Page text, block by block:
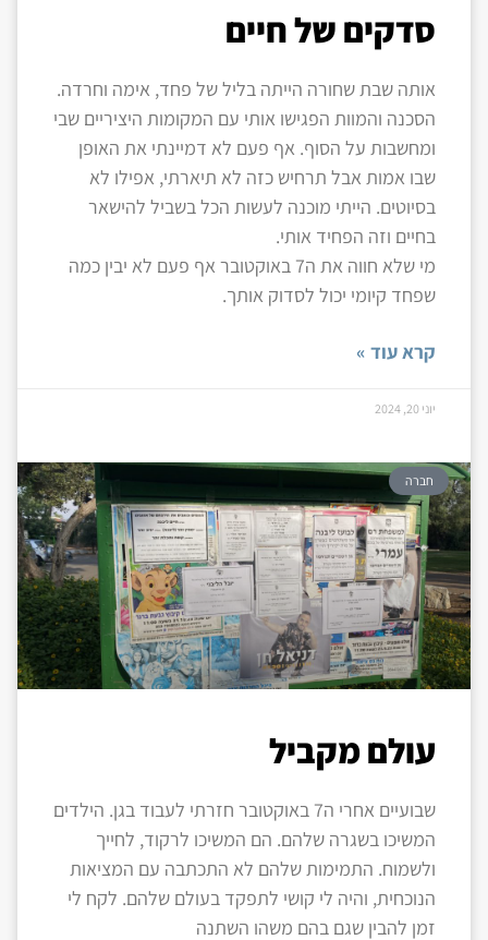
סדקים של חיים
אותה שבת שחורה הייתה בליל של פחד, אימה וחרדה.
הסכנה והמוות הפגישו אותי עם המקומות היציריים שבי
ומחשבות על הסוף. אף פעם לא דמיינתי את האופן
שבו אמות אבל תרחיש כזה לא תיארתי, אפילו לא
בסיוטים. הייתי מוכנה לעשות הכל בשביל להישאר
בחיים וזה הפחיד אותי.
מי שלא חווה את ה7 באוקטובר אף פעם לא יבין כמה
שפחד קיומי יכול לסדוק אותך.
קרא עוד »
יוני 20, 2024
חברה
עולם מקביל
שבועיים אחרי ה7 באוקטובר חזרתי לעבוד בגן. הילדים
המשיכו בשגרה שלהם. הם המשיכו לרקוד, לחייך
ולשמוח. התמימות שלהם לא התכתבה עם המציאות
הנוכחית, והיה לי קושי לתפקד בעולם שלהם. לקח לי
זמן להבין שגם בהם משהו השתנה